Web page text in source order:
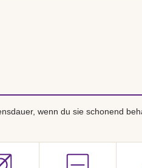
wenn du sie schonend